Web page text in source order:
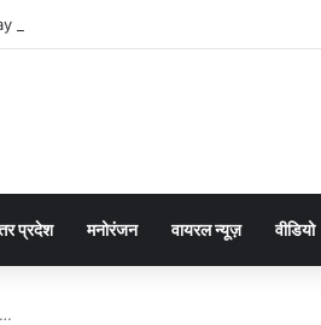
dla graczy na iPhone
प्रदेश मनोरंजन वायरल न्यूज़ वीडियो